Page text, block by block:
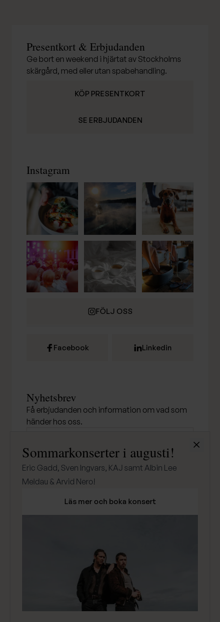
Presentkort & Erbjudanden
Ge bort en weekend i hjärtat av Stockholms
skärgård, med eller utan spabehandling.
KÖP PRESENTKORT
SE ERBJUDANDEN
Instagram
FÖLJ OSS
Facebook Linkedin
Nyhetsbrev
Få erbjudanden och information om vad som
händer hos oss.
SKICKA
Integritetspolicy
© Djurönäset - 2026
PIGMENT DIGITALBYRÅ
Sommarkonserter i augusti!
Eric Gadd, Sven Ingvars, KAJ samt Albin Lee
Meldau & Arvid Nero!
Läs mer och boka konsert
Stäng